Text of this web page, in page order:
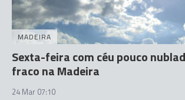
MADEIRA
Sexta-feira com céu pouco
fraco na Madeira
24 Mar 07:10